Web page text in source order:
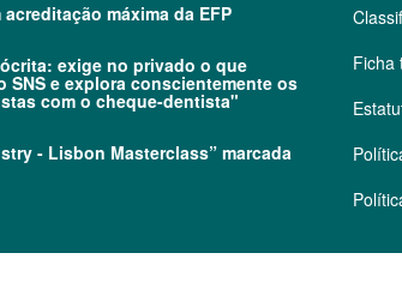
acreditação máxima da EFP
exige no privado o que
SNS e explora conscientemente os
com o cheque-dentista"
- Lisbon Masterclass” marcada
Ficha